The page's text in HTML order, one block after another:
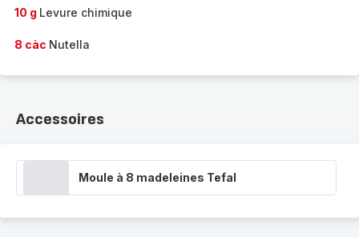
10 g Levure chimique
8 càc Nutella
Accessoires
Moule à 8 madeleines Tefal